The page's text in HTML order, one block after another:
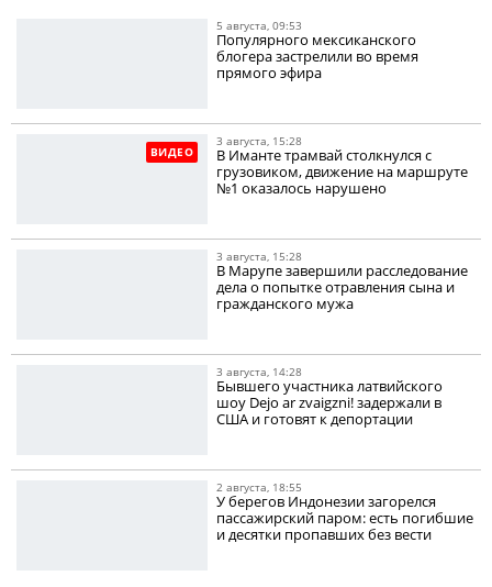
5 августа, 09:53
Популярного мексиканского
блогера застрелили во время
прямого эфира
ВИДЕО
3 августа, 15:28
В Иманте трамвай столкнулся с
грузовиком, движение на маршруте
№1 оказалось нарушено
3 августа, 15:28
В Марупе завершили расследование
дела о попытке отравления сына и
гражданского мужа
3 августа, 14:28
Бывшего участника латвийского
шоу Dejo ar zvaigzni! задержали в
США и готовят к депортации
2 августа, 18:55
У берегов Индонезии загорелся
пассажирский паром: есть погибшие
и десятки пропавших без вести